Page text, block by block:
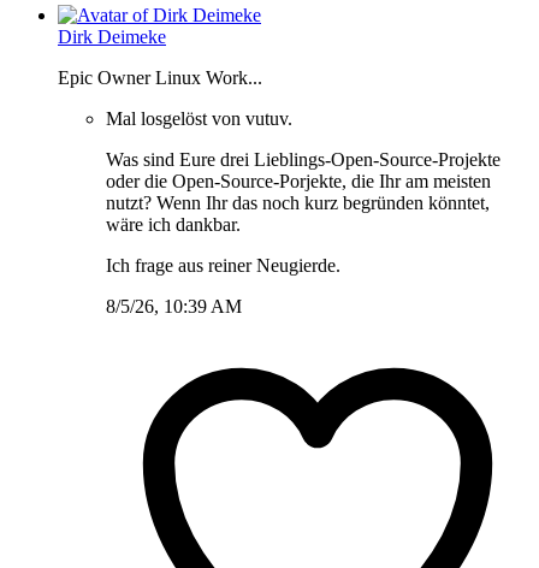
Dirk Deimeke
Epic Owner Linux Work...
Mal losgelöst von vutuv.
Was sind Eure drei Lieblings-Open-Source-Projekte
oder die Open-Source-Porjekte, die Ihr am meisten
nutzt? Wenn Ihr das noch kurz begründen könntet,
wäre ich dankbar.
Ich frage aus reiner Neugierde.
8/5/26, 10:39 AM